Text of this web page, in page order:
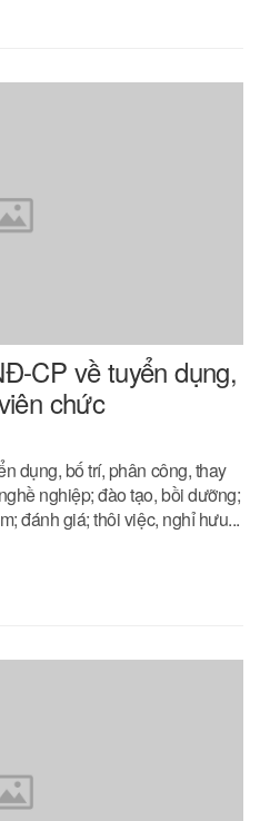
CP về tuyển dụng,
chức
dụng, bố trí, phân công, thay
nghiệp; đào tạo, bồi dưỡng;
đánh giá; thôi việc, nghỉ hưu...